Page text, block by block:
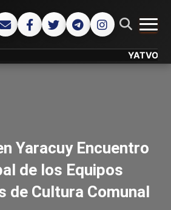
YATVO...
Yaracuy Encuentro
de los Equipos
de Cultura Comunal